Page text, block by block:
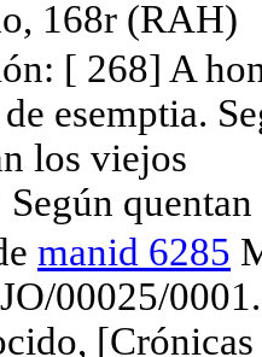
168r (RAH)
[ 268] A
esemptia.
los viejos
manid 6285
00025/